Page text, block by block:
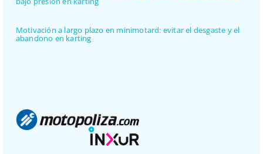
Motivación a largo plazo en minimotard: evitar el desgaste y el
abandono en karting